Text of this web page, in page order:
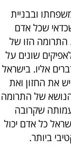
ובבניית
שכל אדם
התרומה הזו של
שונים על
אליו. בישראל
את החזון ואת
של התרומה
שקרובה
כל אדם יכול
ביותר.